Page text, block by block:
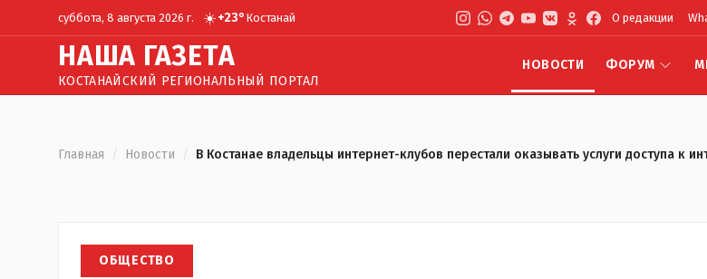
суббота, 8 августа 2026 г. ☀️+23° Костанай О редакции
НАША ГАЗЕТА
КОСТАНАЙСКИЙ РЕГИОНАЛЬНЫЙ ПОРТАЛ
НОВОСТИ ФОРУМ
Главная / Новости / В Костанае владельцы интернет-клубов перестали оказывать услуги доступа к
ОБЩЕСТВО